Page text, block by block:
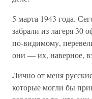
5 марта 1943 года.
забрали из лагеря 30
по-видимому,
они — их, наверное,
Лично от меня
которые могли бы